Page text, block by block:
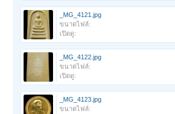
_MG_4121.jpg
ขนาดไฟล์:
เปิดดู:
_MG_4122.jpg
ขนาดไฟล์:
เปิดดู:
_MG_4123.jpg
ขนาดไฟล์: